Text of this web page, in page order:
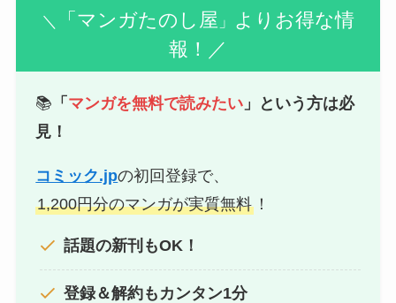
＼ 「マンガたのし屋 」
よりお得な情
報！／
📚 「 マンガを無料で読みたい 」という方は必
見！
コミック.jpの初回登録で、
1,200円分のマンガが実質無料 ！
話題の新刊もOK！
登録＆解約もカンタン1分